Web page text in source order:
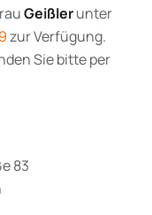
Geißlerunter
zur Verfügung.
Sie bitte per
83